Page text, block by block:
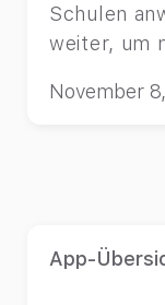
Schulen
weiter, um
November
App-